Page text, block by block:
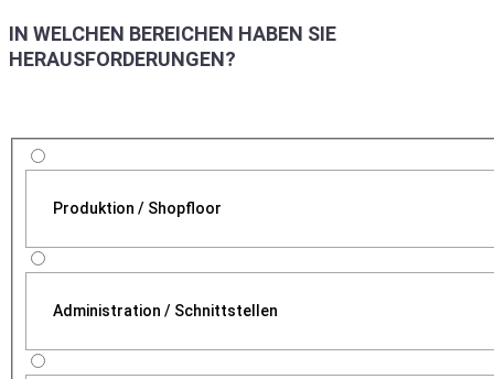
IN WELCHEN BEREICHEN HABEN SIE
HERAUSFORDERUNGEN?
Produktion / Shopfloor
Administration / Schnittstellen